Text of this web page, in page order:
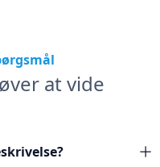
at vide